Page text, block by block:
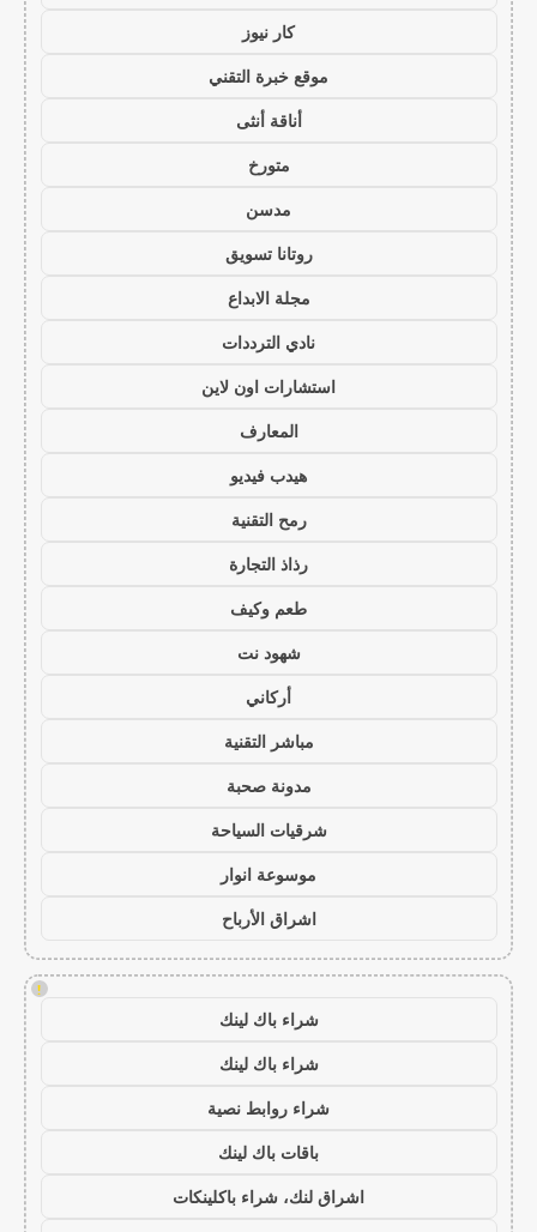
كار نيوز
موقع خبرة التقني
أناقة أنثى
متورخ
مدسن
روتانا تسويق
مجلة الابداع
نادي الترددات
استشارات اون لاين
المعارف
هيدب فيديو
رمح التقنية
رذاذ التجارة
طعم وكيف
شهود نت
أركاني
مباشر التقنية
مدونة صحبة
شرقيات السياحة
موسوعة انوار
اشراق الأرباح
!
شراء باك لينك
شراء باك لينك
شراء روابط نصية
باقات باك لينك
اشراق لنك، شراء باكلينكات